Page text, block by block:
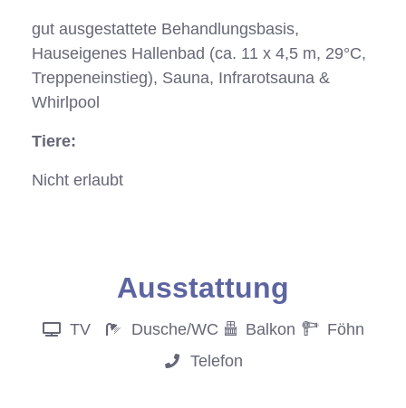
gut ausgestattete Behandlungsbasis,
Hauseigenes Hallenbad (ca. 11 x 4,5 m, 29°C,
Treppeneinstieg), Sauna, Infrarotsauna &
Whirlpool
Tiere:
Nicht erlaubt
Ausstattung
TV Dusche/WC Balkon
Föhn
Telefon